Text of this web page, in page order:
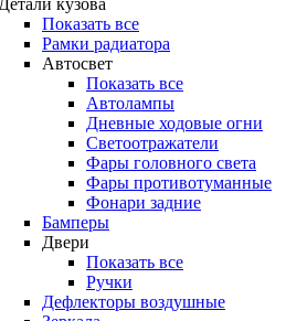
Показать все
Рамки радиатора
Автосвет
Показать все
Автолампы
Дневные ходовые огни
Светоотражатели
Фары головного света
Фары противотуманные
Фонари задние
Бамперы
Двери
Показать все
Ручки
Дефлекторы воздушные